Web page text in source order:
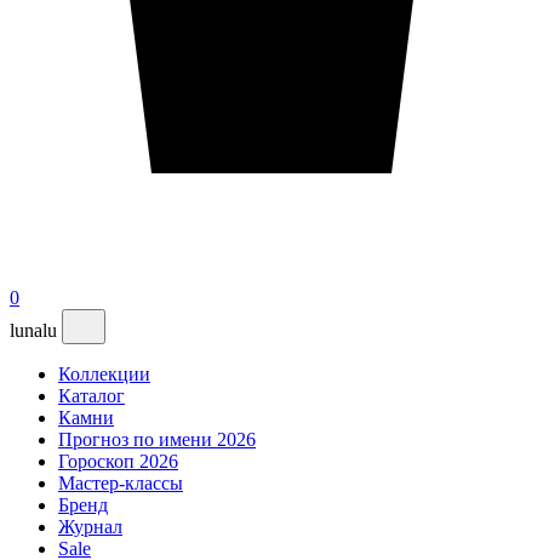
0
lunalu
Коллекции
Каталог
Камни
Прогноз по имени 2026
Гороскоп 2026
Мастер-классы
Бренд
Журнал
Sale